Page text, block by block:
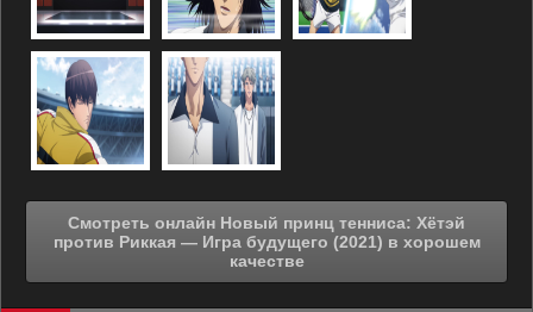
Смотреть онлайн Новый принц тенниса: Хётэй
против Риккая — Игра будущего (2021) в хорошем
качестве